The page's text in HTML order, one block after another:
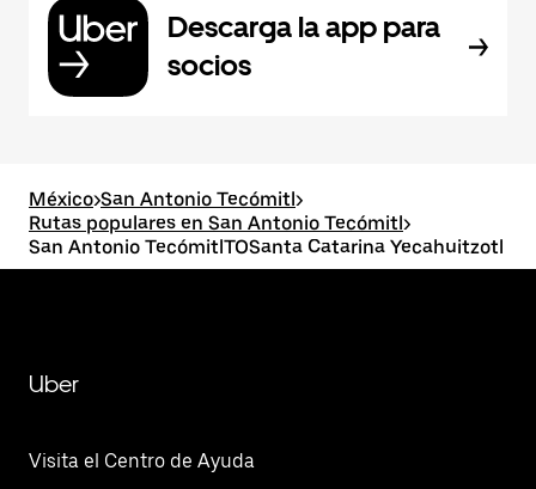
Descarga la app para
socios
México>San Antonio Tecómitl>
Rutas populares en San Antonio Tecómitl>
San Antonio TecómitlTOSanta Catarina Yecahuitzotl
Uber
Visita el Centro de Ayuda